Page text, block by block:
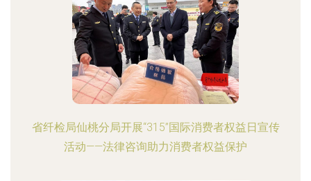
省纤检局仙桃分局开展“315”国际消费者权益日宣传
活动——法律咨询助力消费者权益保护